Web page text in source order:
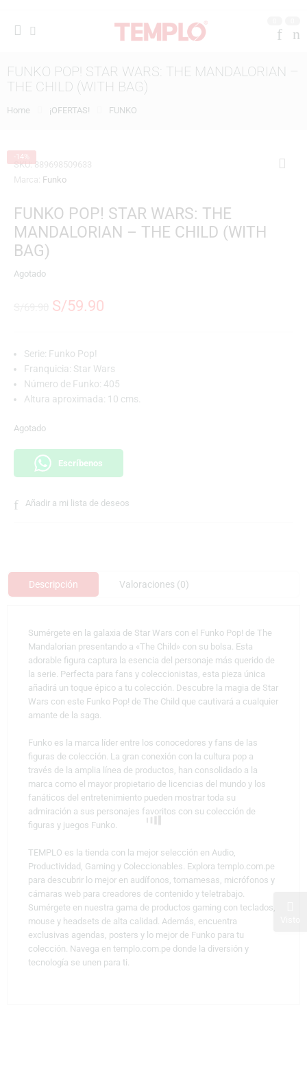
FUNKO POP! STAR WARS: THE MANDALORIAN –
THE CHILD (WITH BAG)
Home ¡OFERTAS! FUNKO
-14%
SKU:889698509633
Marca: Funko
FUNKO POP! STAR WARS: THE
MANDALORIAN – THE CHILD (WITH
BAG)
Agotado
S/59.90
Serie: Funko Pop!
Franquicia: Star Wars
Número de Funko: 405
Altura aproximada: 10 cms.
Agotado
Escríbenos
Añadir a mi lista de deseos
Descripción Valoraciones (0)
Sumérgete en la galaxia de Star Wars con el Funko Pop! de The
Mandalorian presentando a «The Child» con su bolsa. Esta
adorable figura captura la esencia del personaje más querido de
la serie. Perfecta para fans y coleccionistas, esta pieza única
añadirá un toque épico a tu colección. Descubre la magia de Star
Wars con este Funko Pop! de The Child que cautivará a cualquier
amante de la saga.
Funko es la marca líder entre los conocedores y fans de las
figuras de colección. La gran conexión con la cultura pop a
través de la amplia línea de productos, han consolidado a la
marca como el mayor propietario de licencias del mundo y los
fanáticos del entretenimiento pueden mostrar toda su
admiración a sus personajes favoritos con su colección de
figuras y juegos Funko.
TEMPLO es la tienda con la mejor selección en Audio,
Productividad, Gaming y Coleccionables. Explora templo.com.pe
para descubrir lo mejor en audífonos, tornamesas, micrófonos y
cámaras web para creadores de contenido y teletrabajo.
Sumérgete en nuestra gama de productos gaming con teclados,
mouse y headsets de alta calidad. Además, encuentra
exclusivas agendas, posters y lo mejor de Funko para tu
colección. Navega en templo.com.pe donde la diversión y
tecnología se unen para ti.